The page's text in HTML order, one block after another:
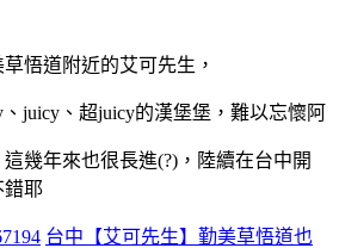
悟道附近的艾可先生，
juicy、超juicy的漢堡堡，難以忘懷阿
幾年來也很長進(?)，陸續在台中開
錯耶
台中【艾可先生】勤美草悟道也